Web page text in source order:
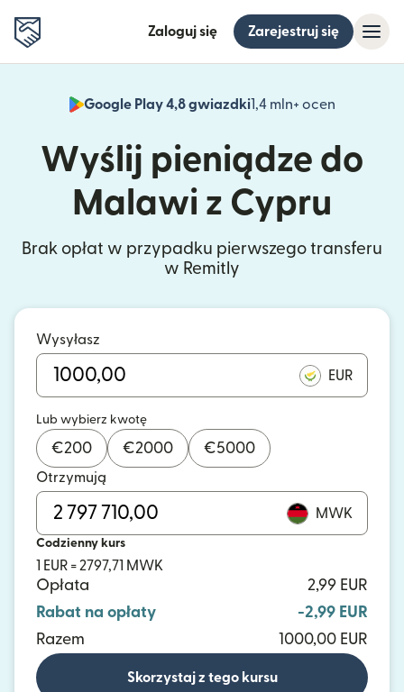
Zaloguj się Zarejestruj się
Google Play 4,8 gwiazdki1,4 mln+ ocen
(otwiera
Wyślij pieniądze do
Malawi z Cypru
Brak opłat w przypadku pierwszego transferu
w Remitly
Wysyłasz
EUR
Lub wybierz kwotę
€200 €2000 €5000
Otrzymują
MWK
Codzienny kurs
1 EUR = 2797,71 MWK
Opłata
2,99 EUR
Rabat na opłaty
-2,99 EUR
Razem
1000,00 EUR
Skorzystaj z tego kursu